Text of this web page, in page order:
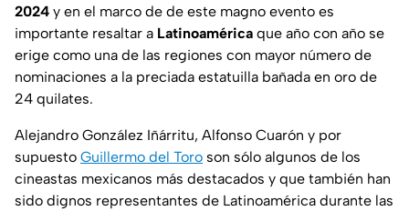
2024 y en el marco de de este magno evento es
importante resaltar a Latinoamérica que año con año se
erige como una de las regiones con mayor número de
nominaciones a la preciada estatuilla bañada en oro de
24 quilates.
Alejandro González Iñárritu, Alfonso Cuarón y por
supuesto Guillermo del Toro son sólo algunos de los
cineastas mexicanos más destacados y que también han
sido dignos representantes de Latinoamérica durante las